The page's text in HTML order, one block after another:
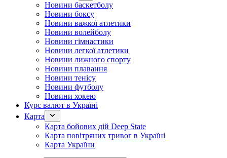
Новини баскетболу
Новини боксу
Новини важкої атлетики
Новини волейболу
Новини гімнастики
Новини легкої атлетики
Новини лижного спорту
Новини плавання
Новини тенісу
Новини футболу
Новини хокею
Курс валют в Україні
Карта
Карта бойових дій Deep State
Карта повітряних тривог в Україні
Карта України